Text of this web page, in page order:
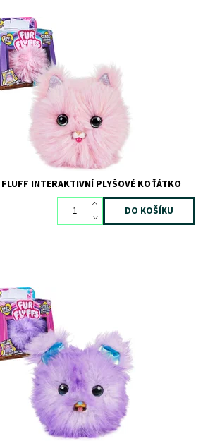
3 ks
MASTER
INTERAKTIVNÍ PLYŠOVÉ KOŤÁTKO
>3 ks
MASTER